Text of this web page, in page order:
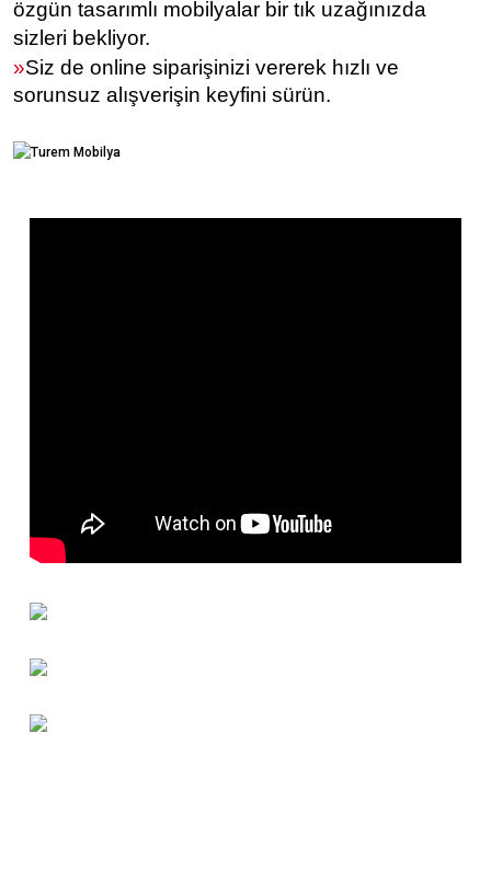
özgün tasarımlı mobilyalar bir tık uzağınızda
sizleri bekliyor.
»Siz de online siparişinizi vererek hızlı ve
sorunsuz alışverişin keyfini sürün.